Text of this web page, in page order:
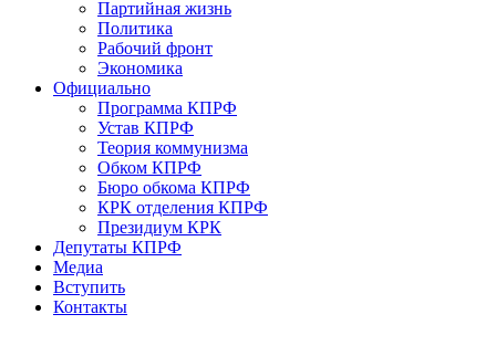
Партийная жизнь
Политика
Рабочий фронт
Экономика
Официально
Программа КПРФ
Устав КПРФ
Теория коммунизма
Обком КПРФ
Бюро обкома КПРФ
КРК отделения КПРФ
Президиум КРК
Депутаты КПРФ
Медиа
Вступить
Контакты